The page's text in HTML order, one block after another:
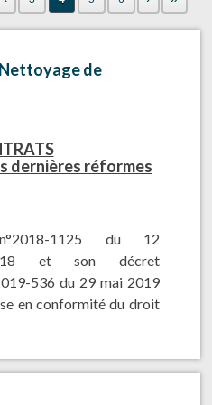
de
dernières réformes
n°2018-1125 du 12
et son décret
536 du 29 mai 2019
en conformité du droit